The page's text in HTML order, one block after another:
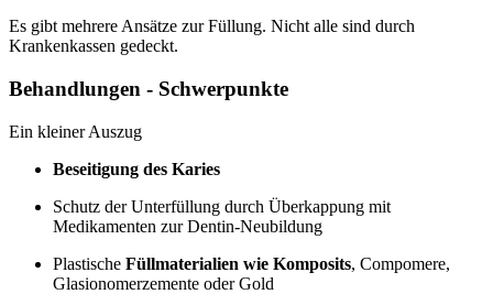
Es gibt mehrere Ansätze zur Füllung. Nicht alle sind durch
Krankenkassen gedeckt.
Behandlungen - Schwerpunkte
Ein kleiner Auszug
Beseitigung des Karies
Schutz der Unterfüllung durch Überkappung mit
Medikamenten zur Dentin-Neubildung
Plastische Füllmaterialien wie Komposits, Compomere,
Glasionomerzemente oder Gold